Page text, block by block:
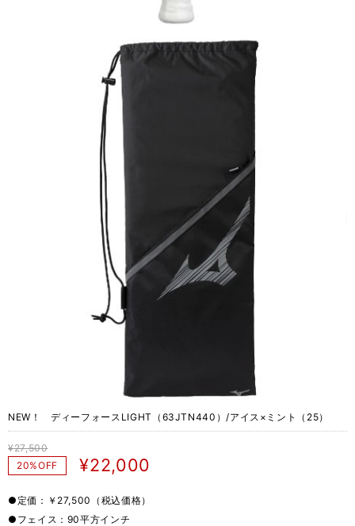
NEW！ ディーフォースLIGHT（63JTN440）/アイス×ミント（25）
¥27,500
20%OFF
¥22,000
●定価：￥27,500（税込価格）
●フェイス：90平方インチ